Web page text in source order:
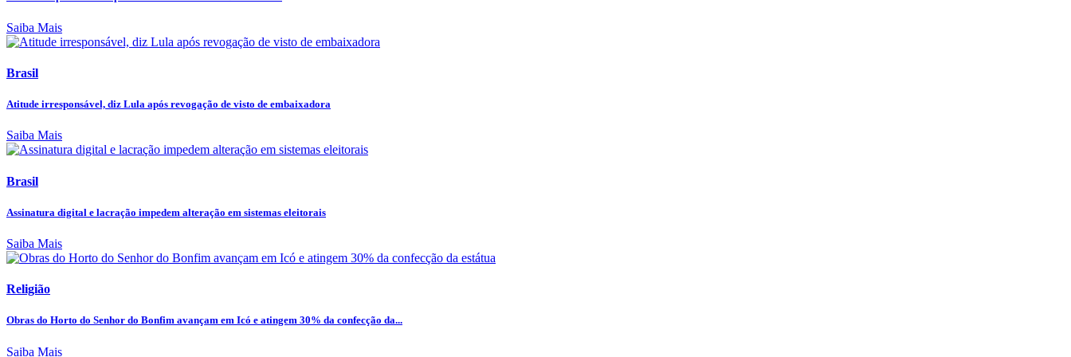
Saiba Mais
Brasil
Atitude irresponsável, diz Lula após revogação de visto de embaixadora
Saiba Mais
Brasil
Assinatura digital e lacração impedem alteração em sistemas eleitorais
Saiba Mais
Religião
Obras do Horto do Senhor do Bonfim avançam em Icó e atingem 30% da confecção da...
Saiba Mais